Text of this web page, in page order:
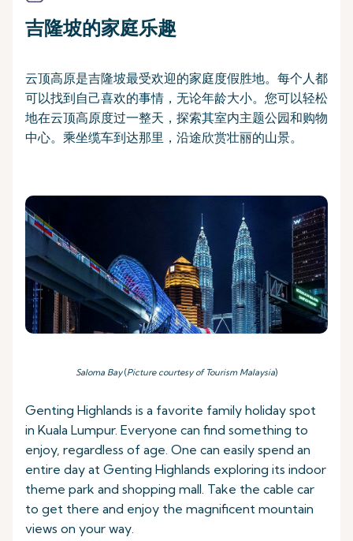
吉隆坡的家庭乐趣
云顶高原是吉隆坡最受欢迎的家庭度假胜地。每个人都
可以找到自己喜欢的事情，无论年龄大小。您可以轻松
地在云顶高原度过一整天，探索其室内主题公园和购物
中心。乘坐缆车到达那里，沿途欣赏壮丽的山景。
Saloma Bay(Picture courtesy of Tourism Malaysia)
Genting Highlands is a favorite family holiday spot
in Kuala Lumpur. Everyone can find something to
enjoy, regardless of age. One can easily spend an
entire day at Genting Highlands exploring its indoor
theme park and shopping mall. Take the cable car
to get there and enjoy the magnificent mountain
views on your way.